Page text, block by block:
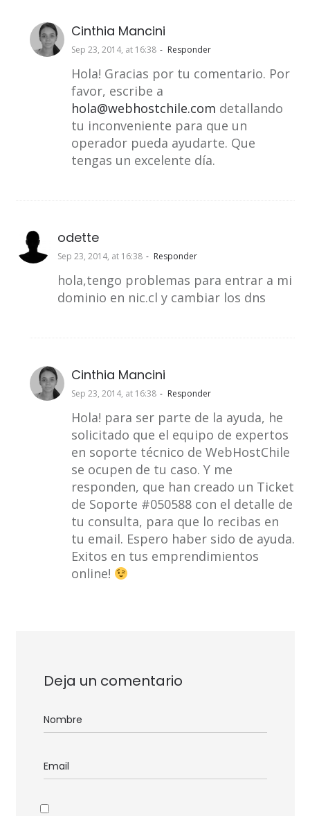
Cinthia Mancini
Sep 23, 2014, at 16:38 Responder
Hola! Gracias por tu comentario. Por
favor, escribe a
hola@webhostchile.com detallando
tu inconveniente para que un
operador pueda ayudarte. Que
tengas un excelente día.
odette
Sep 23, 2014, at 16:38 Responder
hola,tengo problemas para entrar a mi
dominio en nic.cl y cambiar los dns
Cinthia Mancini
Sep 23, 2014, at 16:38 Responder
Hola! para ser parte de la ayuda, he
solicitado que el equipo de expertos
en soporte técnico de WebHostChile
se ocupen de tu caso. Y me
responden, que han creado un Ticket
de Soporte #050588 con el detalle de
tu consulta, para que lo recibas en
tu email. Espero haber sido de ayuda.
Exitos en tus emprendimientos
online!
Deja un comentario